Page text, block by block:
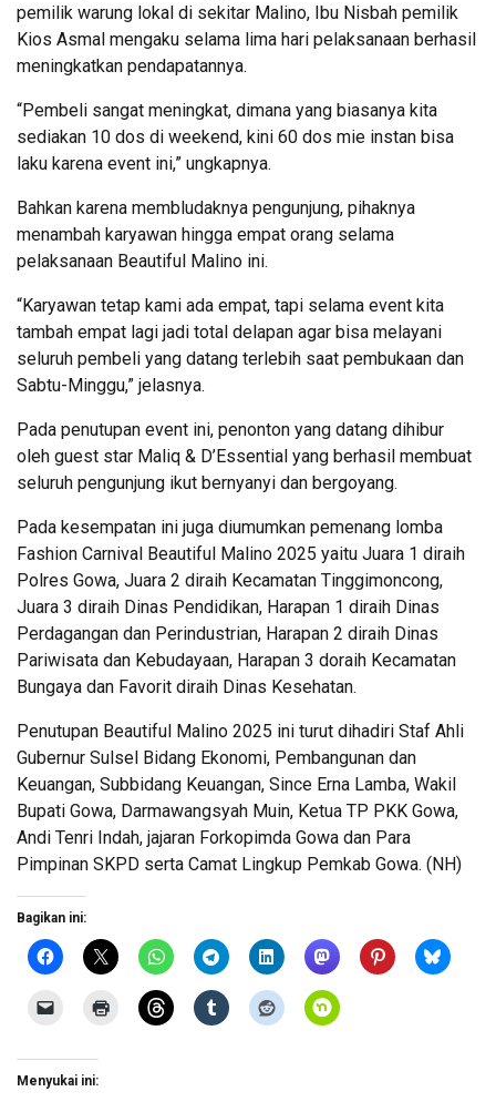
pemilik warung lokal di sekitar Malino, Ibu Nisbah pemilik
Kios Asmal mengaku selama lima hari pelaksanaan berhasil
meningkatkan pendapatannya.
“Pembeli sangat meningkat, dimana yang biasanya kita
sediakan 10 dos di weekend, kini 60 dos mie instan bisa
laku karena event ini,” ungkapnya.
Bahkan karena membludaknya pengunjung, pihaknya
menambah karyawan hingga empat orang selama
pelaksanaan Beautiful Malino ini.
“Karyawan tetap kami ada empat, tapi selama event kita
tambah empat lagi jadi total delapan agar bisa melayani
seluruh pembeli yang datang terlebih saat pembukaan dan
Sabtu-Minggu,” jelasnya.
Pada penutupan event ini, penonton yang datang dihibur
oleh guest star Maliq & D’Essential yang berhasil membuat
seluruh pengunjung ikut bernyanyi dan bergoyang.
Pada kesempatan ini juga diumumkan pemenang lomba
Fashion Carnival Beautiful Malino 2025 yaitu Juara 1 diraih
Polres Gowa, Juara 2 diraih Kecamatan Tinggimoncong,
Juara 3 diraih Dinas Pendidikan, Harapan 1 diraih Dinas
Perdagangan dan Perindustrian, Harapan 2 diraih Dinas
Pariwisata dan Kebudayaan, Harapan 3 doraih Kecamatan
Bungaya dan Favorit diraih Dinas Kesehatan.
Penutupan Beautiful Malino 2025 ini turut dihadiri Staf Ahli
Gubernur Sulsel Bidang Ekonomi, Pembangunan dan
Keuangan, Subbidang Keuangan, Since Erna Lamba, Wakil
Bupati Gowa, Darmawangsyah Muin, Ketua TP PKK Gowa,
Andi Tenri Indah, jajaran Forkopimda Gowa dan Para
Pimpinan SKPD serta Camat Lingkup Pemkab Gowa. (NH)
Bagikan ini:
Menyukai ini: